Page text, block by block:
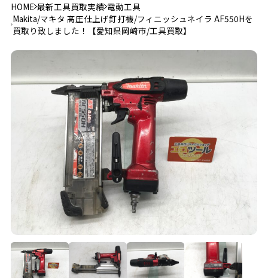
HOME 最新工具買取実績 電動工具
Makita/マキタ 高圧仕上げ釘打機/フィニッシュネイラ AF550Hを
買取り致しました！【愛知県岡崎市/工具買取】